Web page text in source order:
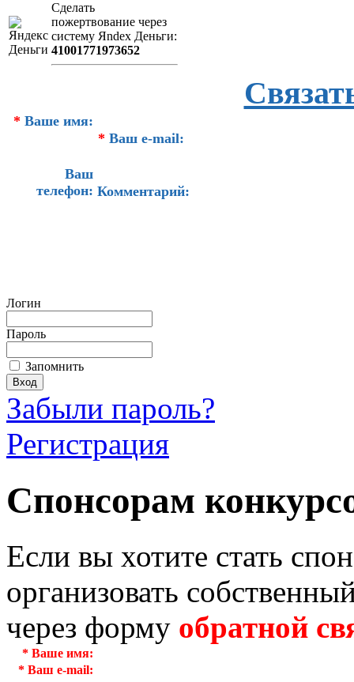
Сделать
пожертвование через
систeму Яndex Деньги:
41001771973652
* Ваше имя:
* Ваш e-mail:
Ваш
телефон: Комментарий:
Логин
Пароль
Запомнить
Забыли пароль?
Регистрация
Спонсорам
Если вы хотите стать
организовать
через форму обратной
* Ваше имя:
* Ваш e-mail: